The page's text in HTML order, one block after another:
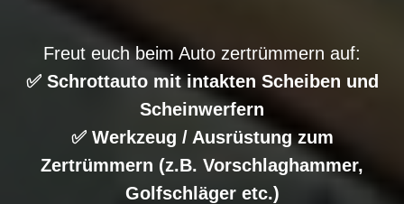
Freut euch beim Auto zertrümmern auf:
✅ Schrottauto mit intakten Scheiben und
Scheinwerfern
✅ Werkzeug / Ausrüstung zum
Zertrümmern (z.B. Vorschlaghammer,
Golfschläger etc.)